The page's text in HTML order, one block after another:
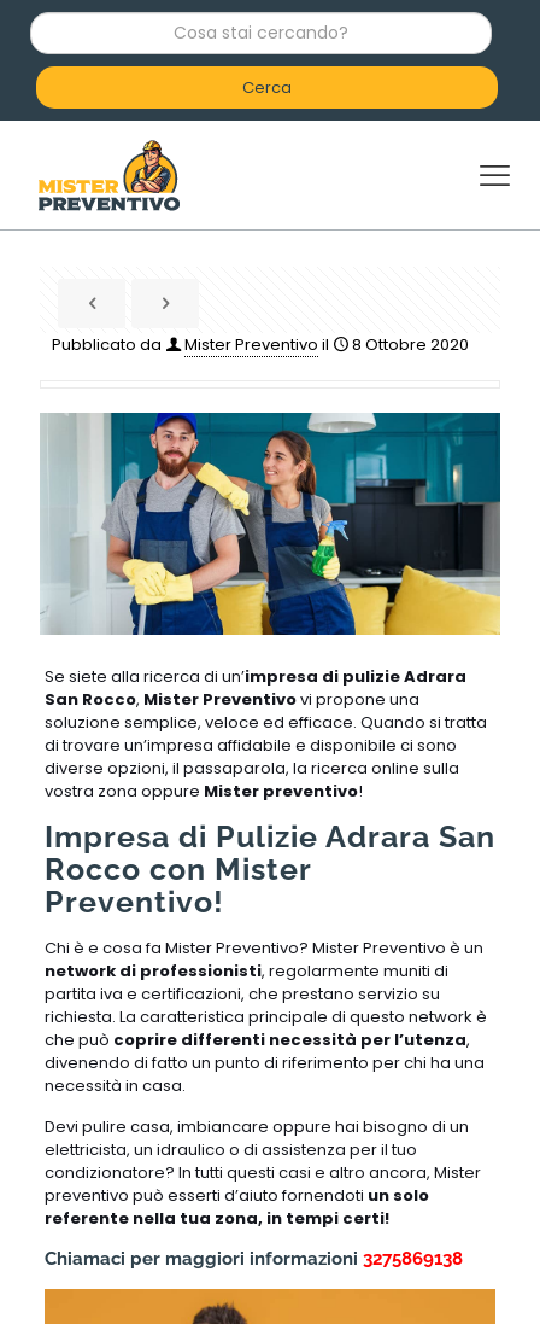
C
o
a
c
e
Pubblicato da Mister Preventivo il 8 Ottobre 2020
Se siete alla ricerca di un’impresa di pulizie Adrara
San Rocco, Mister Preventivovi propone una
soluzione semplice, veloce ed efficace. Quando si tratta
di trovare un’impresa affidabile e disponibile ci sono
diverse opzioni, il passaparola, la ricerca online sulla
vostra zona oppure Mister preventivo!
Impresa di Pulizie Adrara San
Rocco con Mister
Preventivo!
Chi è e cosa fa Mister Preventivo? Mister Preventivo è un
network di professionisti, regolarmente muniti di
partita iva e certificazioni, che prestano servizio su
richiesta. La caratteristica principale di questo network è
che può coprire differenti necessità per l’utenza,
divenendo di fatto un punto di riferimento per chi ha una
necessità in casa.
Devi pulire casa, imbiancare oppure hai bisogno di un
elettricista, un idraulico o di assistenza per il tuo
condizionatore? In tutti questi casi e altro ancora, Mister
preventivo può esserti d’aiuto fornendoti un solo
referente nella tua zona, in tempi certi!
Chiamaci per maggiori informazioni 3275869138